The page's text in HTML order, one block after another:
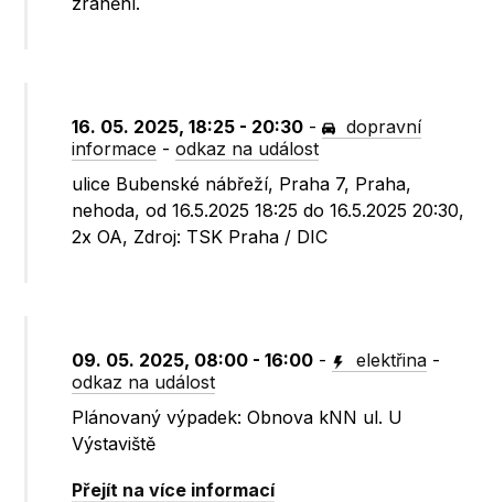
16. 05. 2025, 18:25 - 20:30 -
dopravní
informace -odkaz na událost
ulice Bubenské nábřeží, Praha 7, Praha,
nehoda, od 16.5.2025 18:25 do 16.5.2025 20:30,
2x OA, Zdroj: TSK Praha / DIC
09. 05. 2025, 08:00 - 16:00 - elektřina -
odkaz na událost
Plánovaný výpadek: Obnova kNN ul. U
Výstaviště
Přejít na více informací